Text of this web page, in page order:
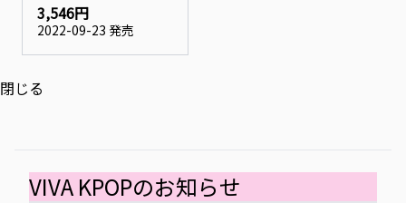
3,546円
2022-09-23 発売
閉じる
VIVA KPOPのお知らせ